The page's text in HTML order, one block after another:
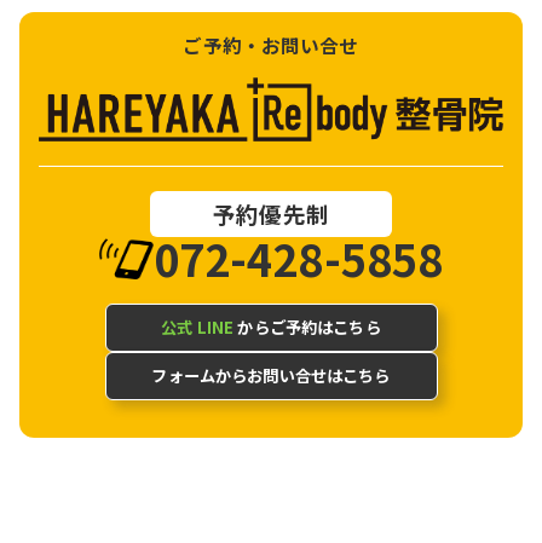
ご予約・お問い合せ
予約優先制
072-428-5858
公式 LINE からご予約はこちら
フォームからお問い合せはこちら